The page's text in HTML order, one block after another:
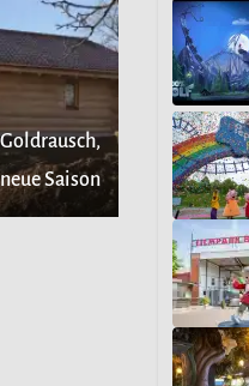
Saison